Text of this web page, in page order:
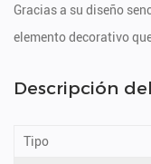
Gracias a su diseño
elemento decorativo
Descripción
Tipo